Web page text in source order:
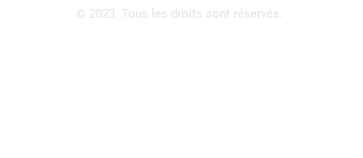
© 2023 Tous les droits sont réservés.